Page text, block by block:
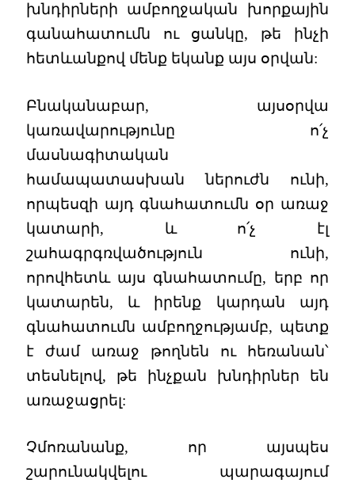
խնդիրների ամբողջական խորքային
գանահատումն ու ցանկը, թե ինչի
հետևանքով մենք եկանք այս օրվան:
Բնականաբար, այսօրվա
կառավարությունը ո՛չ
մասնագիտական
համապատասխան ներուժն ունի,
որպեսզի այդ գնահատումն օր առաջ
կատարի, և ո՛չ էլ
շահագրգռվածություն ունի,
որովհետև այս գնահատումը, երբ որ
կատարեն, և իրենք կարդան այդ
գնահատումն ամբողջությամբ, պետք
է ժամ առաջ թողնեն ու հեռանան՝
տեսնելով, թե ինչքան խնդիրներ են
առաջացրել:
Չմոռանանք, որ այսպես
շարունակվելու պարագայում